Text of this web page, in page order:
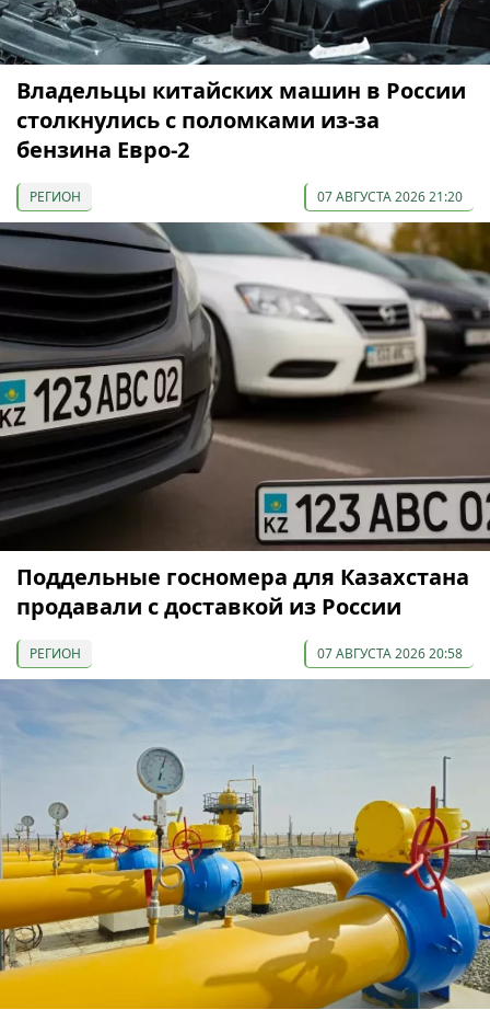
Владельцы китайских машин в России
столкнулись с поломками из-за
бензина Евро-2
РЕГИОН 07 АВГУСТА 2026 21:20
Поддельные госномера для Казахстана
продавали с доставкой из России
РЕГИОН 07 АВГУСТА 2026 20:58